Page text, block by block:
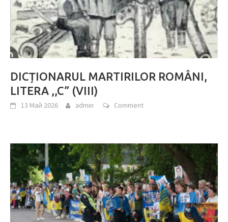
DICȚIONARUL MARTIRILOR ROMÂNI,
LITERA ,,C” (VIII)
13 Май 2026 admin Comment